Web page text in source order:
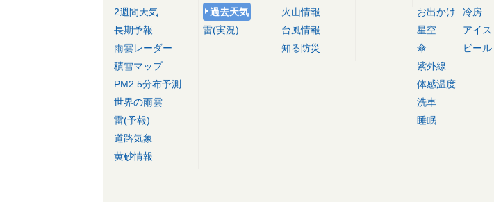
2週間天気
長期予報
雨雲レーダー
積雪マップ
PM2.5分布予測
世界の雨雲
雷(予報)
道路気象
黄砂情報
過去天気
雷(実況)
火山情報
台風情報
知る防災
お出かけ
星空
傘
紫外線
体感温度
洗車
睡眠
冷房
アイス
ビール